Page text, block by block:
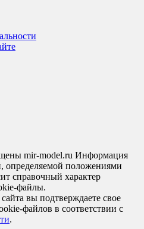
mir-model.ru Информация
определяемой положениями
справочный характер
файлы.
вы подтверждаете свое
файлов в соответствии с
.